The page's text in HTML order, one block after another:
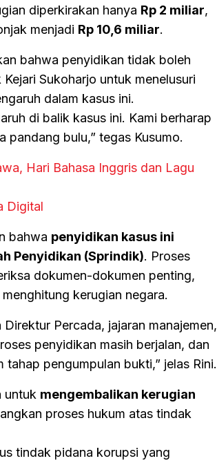
diperkirakan hanya Rp 2 miliar,
menjadi Rp 10,6 miliar.
bahwa penyidikan tidak boleh
Sukoharjo untuk menelusuri
dalam kasus ini.
di balik kasus ini. Kami berharap
pandang bulu,” tegas Kusumo.
Hari Bahasa Inggris dan Lagu
Digital
bahwa penyidikan kasus ini
Penyidikan (Sprindik). Proses
dokumen-dokumen penting,
kerugian negara.
Percada, jajaran manajemen,
penyidikan masih berjalan, dan
pengumpulan bukti,” jelas Rini.
untuk mengembalikan kerugian
proses hukum atas tindak
tindak pidana korupsi yang